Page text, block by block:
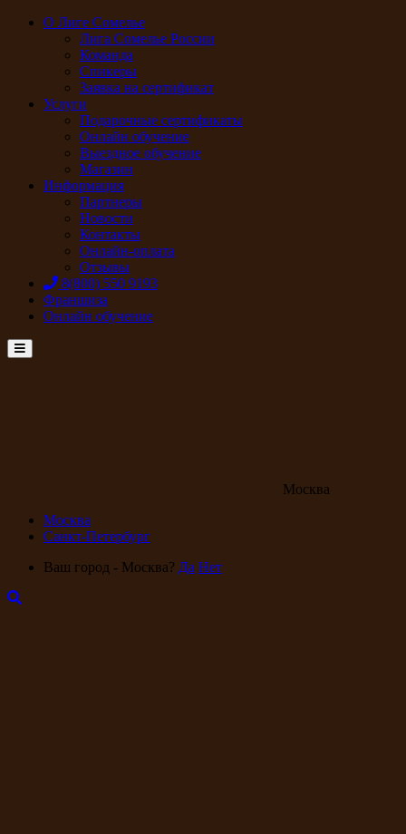
О Лиге Сомелье
Лига Сомелье России
Команда
Спикеры
Заявка на сертификат
Услуги
Подарочные сертификаты
Онлайн обучение
Выездное обучение
Магазин
Информация
Партнеры
Новости
Контакты
Онлайн-оплата
Отзывы
8(800) 550 9193
Франшиза
Онлайн обучение
Menu
Москва
Москва
Санкт-Петербург
Ваш город - Москва? Да Нет